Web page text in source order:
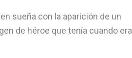
sueña con la aparición de un
de héroe que tenía cuando era